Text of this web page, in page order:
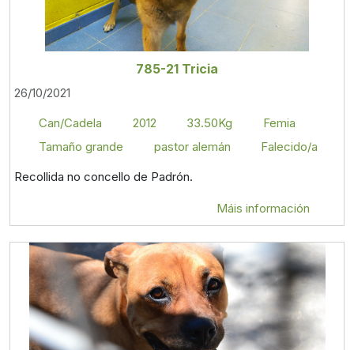
785-21 Tricia
26/10/2021
Can/Cadela
2012 33.50Kg
Femia
Tamaño grande
pastor alemán
Falecido/a
Recollida no concello de Padrón.
Máis información